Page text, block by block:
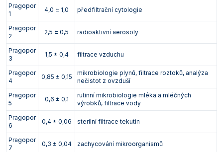
Pragopor
1
4,0 ± 1,0 předfiltrační cytologie
Pragopor
2
2,5 ± 0,5 radioaktivní aerosoly
Pragopor
3
1,5 ± 0,4 filtrace vzduchu
Pragopor
4
0,85 ± 0,15
mikrobiologie plynů, filtrace roztoků, analýza
nečistot z ovzduší
Pragopor
5
0,6 ± 0,1
rutinní mikrobiologie mléka a mléčných
výrobků, filtrace vody
Pragopor
6
0,4 ± 0,06 sterilní filtrace tekutin
Pragopor
7
0,3 ± 0,04 zachycování mikroorganismů
Vlastnosti skla a porcelánu
Zkumavky
Zátky a uzávěry
Zkumavky a stojany
Vlastnosti plastů
Teploměry, vlhkoměry a další přístroje pro
Turbidimetry (měření zákalu)
Váhy
Vlhkostní analyzátory - váhy sušicí
Viskozimetry